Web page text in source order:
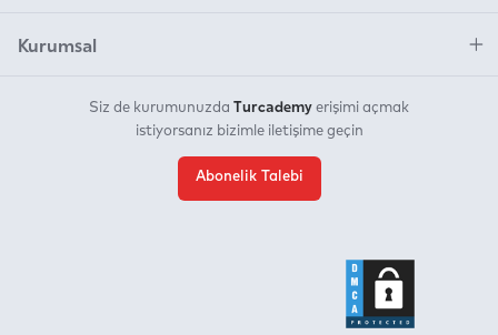
Kurumsal
Siz de kurumunuzda Turcademy erişimi açmak
istiyorsanız bizimle iletişime geçin
Abonelik Talebi